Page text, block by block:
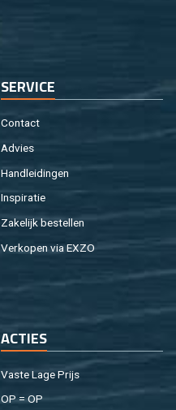
SER­VI­CE
Con­tact
Ad­vies
Hand­lei­din­gen
In­spi­ra­tie
Za­ke­lijk be­stel­len
Ver­ko­pen via EXZO
AC­TIES
Vaste Lage Prijs
OP = OP